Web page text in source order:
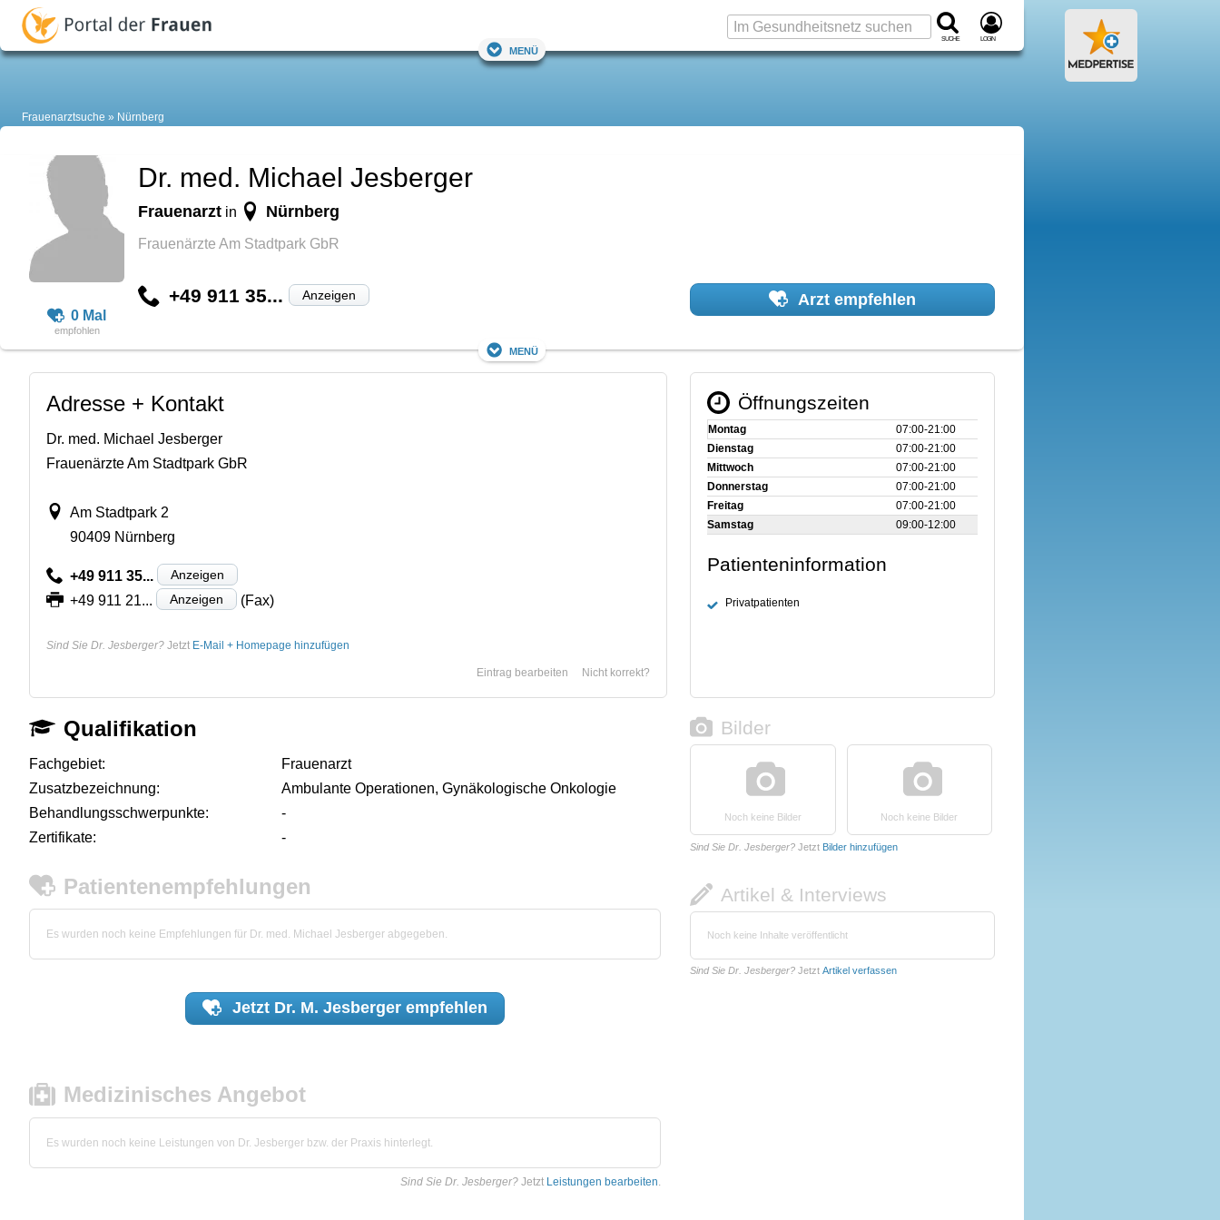
Suche Login
Menü
Frauenarztsuche Nürnberg
0 Mal
Dr. med. Michael Jesberger
Frauenarzt in Nürnberg
Frauenärzte Am Stadtpark GbR
+49 911 35... Anzeigen Arzt empfehlen
Menü
Adresse + Kontakt
Dr. med. Michael Jesberger
Frauenärzte Am Stadtpark GbR
Am Stadtpark 2
90409 Nürnberg
+49 911 35... Anzeigen
+49 911 21... Anzeigen (Fax)
Sind Sie Dr. Jesberger? Jetzt E-Mail + Homepage hinzufügen
Nicht korrekt?
Eintrag bearbeiten
Öffnungszeiten
Montag
07:00‑21:00
Dienstag
07:00‑21:00
Mittwoch
07:00‑21:00
Donnerstag
07:00‑21:00
Freitag
07:00‑21:00
Samstag
09:00‑12:00
Patienteninformation
Privatpatienten
Qualifikation
Fachgebiet:
Frauenarzt
Zusatzbezeichnung:
Ambulante Operationen, Gynäkologische Onkologie
Behandlungsschwerpunkte:
-
Zertifikate:
-
Patientenempfehlungen
Es wurden noch keine Empfehlungen für Dr. med. Michael Jesberger abgegeben.
Jetzt Dr. M. Jesberger empfehlen
Medizinisches Angebot
Es wurden noch keine Leistungen von Dr. Jesberger bzw. der Praxis hinterlegt.
Sind Sie Dr. Jesberger? Jetzt Leistungen bearbeiten.
Bilder
Noch keine Bilder Noch keine Bilder
Sind Sie Dr. Jesberger? Jetzt Bilder hinzufügen
Artikel & Interviews
Noch keine Inhalte veröffentlicht
Sind Sie Dr. Jesberger? Jetzt Artikel verfassen